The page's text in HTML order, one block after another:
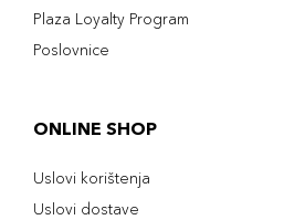
Plaza Loyalty Program
Poslovnice
ONLINE SHOP
Uslovi korištenja
Uslovi dostave